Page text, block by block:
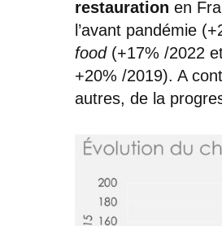
restauration en
l’avant pandémie
food (+17% /2022
+20% /2019). A
autres, de la